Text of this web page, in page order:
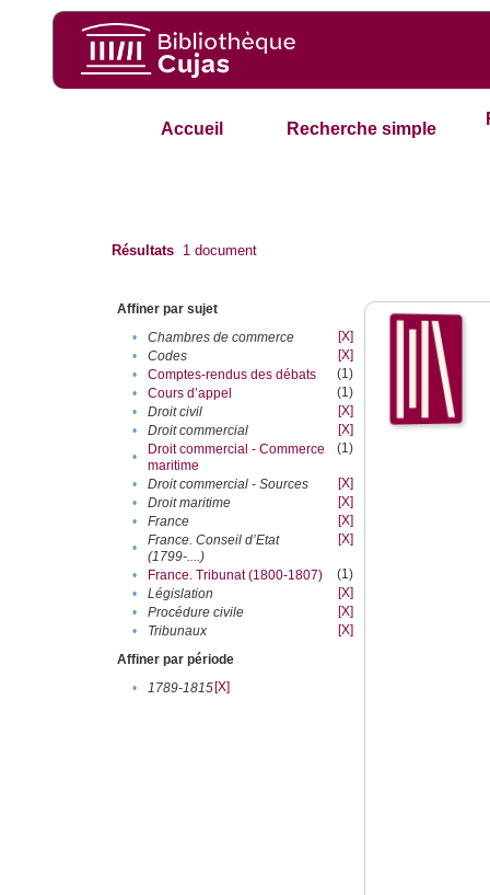
Accueil Recherche simple
Résultats 1 document
Affiner par sujet
•
Chambres de commerce
[X]
•
Codes
[X]
•
Comptes-rendus des débats
(1)
•
Cours d’appel
(1)
•
Droit civil
[X]
•
Droit commercial
[X]
•
Droit commercial - Commerce
maritime
(1)
• Droit commercial - Sources
[X]
•
Droit maritime
[X]
•
France
[X]
•
France. Conseil d’Etat
(1799-....)
[X]
• France. Tribunat (1800-1807)
(1)
•
Législation
[X]
•
Procédure civile
[X]
•
Tribunaux
[X]
Affiner par période
•
1789-1815[X]